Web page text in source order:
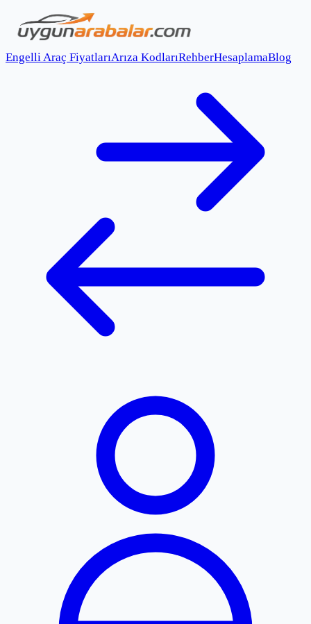
Engelli Araç FiyatlarıArıza KodlarıRehberHesaplamaBlog